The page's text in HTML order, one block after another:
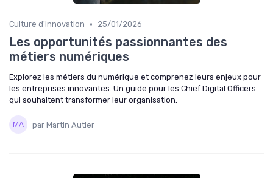
Culture d'innovation • 25/01/2026
Les opportunités passionnantes des
métiers numériques
Explorez les métiers du numérique et comprenez leurs enjeux pour
les entreprises innovantes. Un guide pour les Chief Digital Officers
qui souhaitent transformer leur organisation.
par Martin Autier